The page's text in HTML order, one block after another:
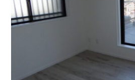
入・
売